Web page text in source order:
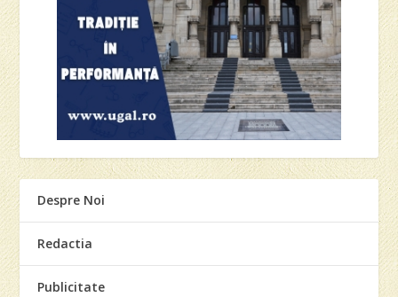
Despre Noi
Redactia
Publicitate